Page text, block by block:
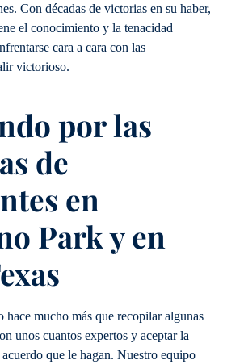
Con décadas de victorias en su haber,
el conocimiento y la tenacidad
cara a cara con las
victorioso.
por las
de
en
Park y en
hace mucho más que recopilar algunas
unos cuantos expertos y aceptar la
que le hagan. Nuestro equipo